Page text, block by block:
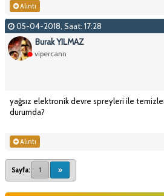
Alıntı
05-04-2018, Saat: 17:28
Burak YILMAZ
vipercann
yağsız elektronik devre spreyleri ile
durumda?
Alıntı
Sayfa: 1 »